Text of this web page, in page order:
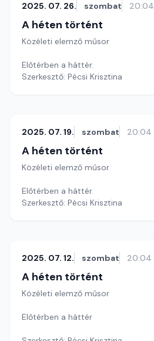
2025. 07. 26. szombat 20:04
A héten történt
Közéleti elemző műsor
Előtérben a háttér.
Szerkesztő: Pécsi Krisztina
2025. 07. 19. szombat 20:04
A héten történt
Közéleti elemző műsor
Előtérben a háttér.
Szerkesztő: Pécsi Krisztina
2025. 07. 12. szombat 20:04
A héten történt
Közéleti elemző műsor
Előtérben a háttér